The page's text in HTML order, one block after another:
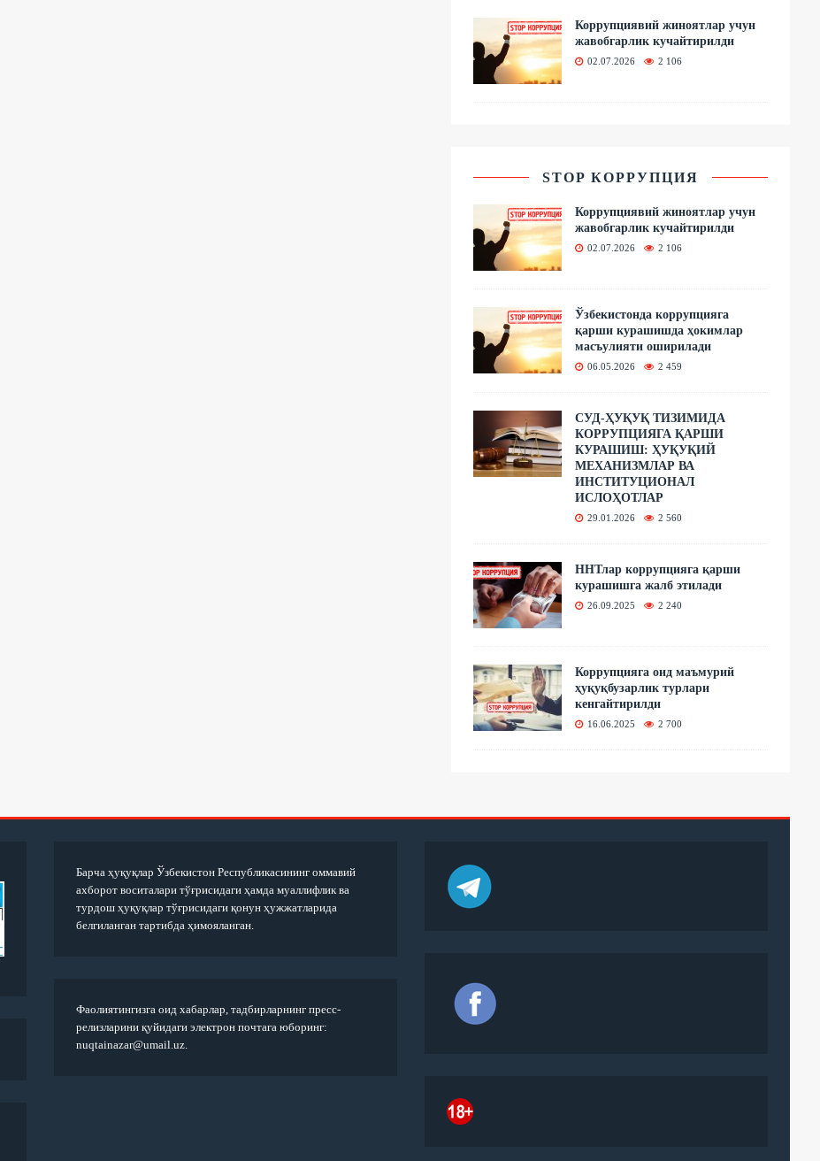
Коррупциявий жиноятлар учун
жавобгарлик кучайтирилди
02.07.2026 2 106
STOP КОРРУПЦИЯ
Коррупциявий жиноятлар учун
жавобгарлик кучайтирилди
02.07.2026 2 106
Ўзбекистонда коррупцияга
қарши курашишда ҳокимлар
масъулияти оширилади
06.05.2026 2 459
СУД-ҲУҚУҚ ТИЗИМИДА
КОРРУПЦИЯГА ҚАРШИ
КУРАШИШ: ҲУҚУҚИЙ
МЕХАНИЗМЛАР ВА
ИНСТИТУЦИОНАЛ
ИСЛОҲОТЛАР
29.01.2026 2 560
ННТлар коррупцияга қарши
курашишга жалб этилади
26.09.2025 2 240
Коррупцияга оид маъмурий
ҳуқуқбузарлик турлари
кенгайтирилди
16.06.2025 2 700
Барча ҳуқуқлар Ўзбекистон Республикасининг оммавий
ахборот воситалари тўғрисидаги ҳамда муаллифлик ва
турдош ҳуқуқлар тўғрисидаги қонун ҳужжатларида
белгиланган тартибда ҳимояланган.
Фаолиятингизга оид хабарлар, тадбирларнинг пресс-
релизларини қуйидаги электрон почтага юборинг:
nuqtainazar@umail.uz.